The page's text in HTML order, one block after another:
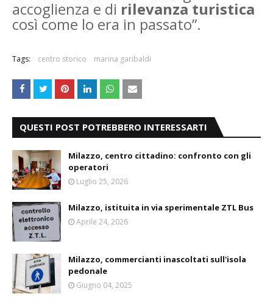
accoglienza e di rilevanza turistica
così come lo era in passato”.
Tags: centro storico marina garibaldi
QUESTI POST POTREBBERO INTERESSARTI
Milazzo, centro cittadino: confronto con gli
operatori
Luglio 25, 2026
Milazzo, istituita in via sperimentale ZTL Bus
Aprile 24, 2026
Milazzo, commercianti inascoltati sull'isola
pedonale
Giugno 04, 2025